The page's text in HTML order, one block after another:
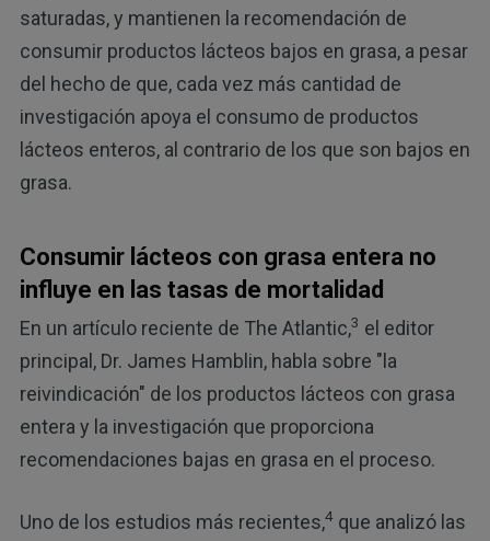
saturadas, y mantienen la recomendación de
consumir productos lácteos bajos en grasa, a pesar
del hecho de que, cada vez más cantidad de
investigación apoya el consumo de productos
lácteos enteros, al contrario de los que son bajos en
grasa.
Consumir lácteos con grasa entera no
influye en las tasas de mortalidad
En un artículo reciente de The Atlantic,3 el editor
principal, Dr. James Hamblin, habla sobre "la
reivindicación" de los productos lácteos con grasa
entera y la investigación que proporciona
recomendaciones bajas en grasa en el proceso.
Uno de los estudios más recientes,4que analizó las